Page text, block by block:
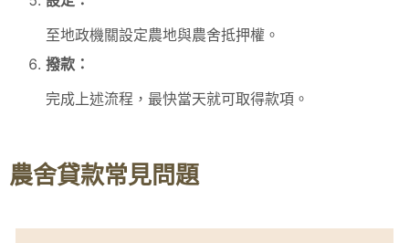
至地政機關設定農地與農舍抵押權。
撥款：
完成上述流程，最快當天就可取得款項。
農舍貸款常見問題